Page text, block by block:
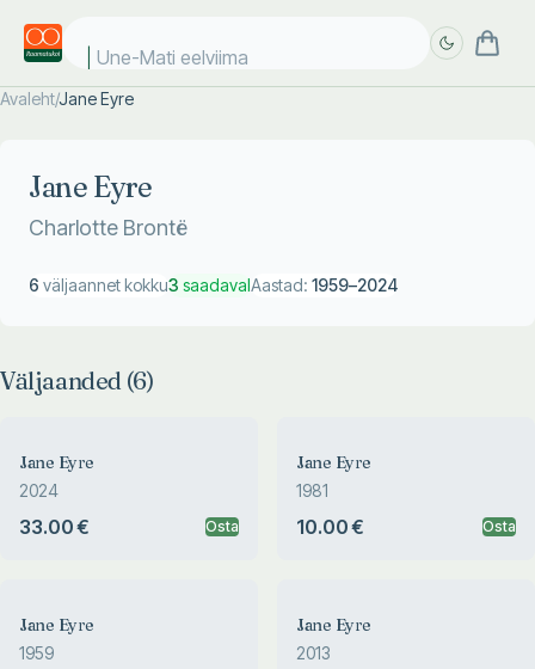
Une-Mati eelviimas
Avaleht/Jane Eyre
Jane Eyre
Charlotte Brontë
6 väljaannet kokku3 saadavalAastad: 1959–2024
Väljaanded (6)
Jane Eyre
2024
33.00 € Osta
Jane Eyre
1981
10.00 € Osta
Jane Eyre
1959
Jane Eyre
2013